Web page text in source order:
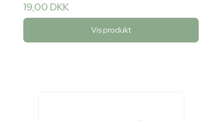
19,00 DKK
Vis produkt